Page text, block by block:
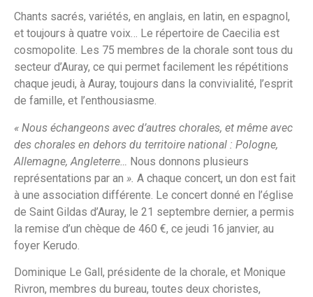
Chants sacrés, variétés, en anglais, en latin, en espagnol,
et toujours à quatre voix… Le répertoire de Caecilia est
cosmopolite. Les 75 membres de la chorale sont tous du
secteur d’Auray, ce qui permet facilement les répétitions
chaque jeudi, à Auray, toujours dans la convivialité, l’esprit
de famille, et l’enthousiasme.
« Nous échangeons avec d’autres chorales, et même avec
des chorales en dehors du territoire national : Pologne,
Allemagne, Angleterre… Nous donnons plusieurs
représentations par an ». A chaque concert, un don est fait
à une association différente. Le concert donné en l’église
de Saint Gildas d’Auray, le 21 septembre dernier, a permis
la remise d’un chèque de 460 €, ce jeudi 16 janvier, au
foyer Kerudo.
Dominique Le Gall, présidente de la chorale, et Monique
Rivron, membres du bureau, toutes deux choristes,